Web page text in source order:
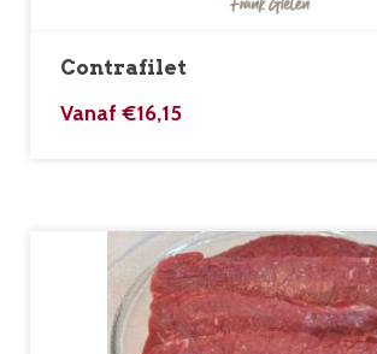
Contrafilet
Vanaf €16,15